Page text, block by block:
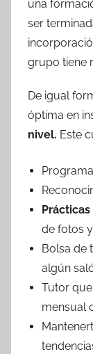
una
ser
grupo tiene
De igual
óptima en
nivel. Este
de fotos
Bolsa de
algún
Tutor
mensual